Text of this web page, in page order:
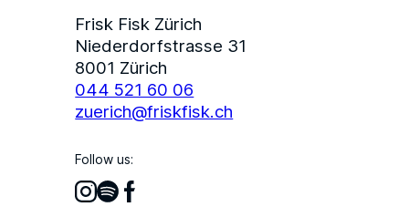
Frisk Fisk Zürich
Niederdorfstrasse 31
8001 Zürich
044 521 60 06
zuerich@friskfisk.ch
Follow us: